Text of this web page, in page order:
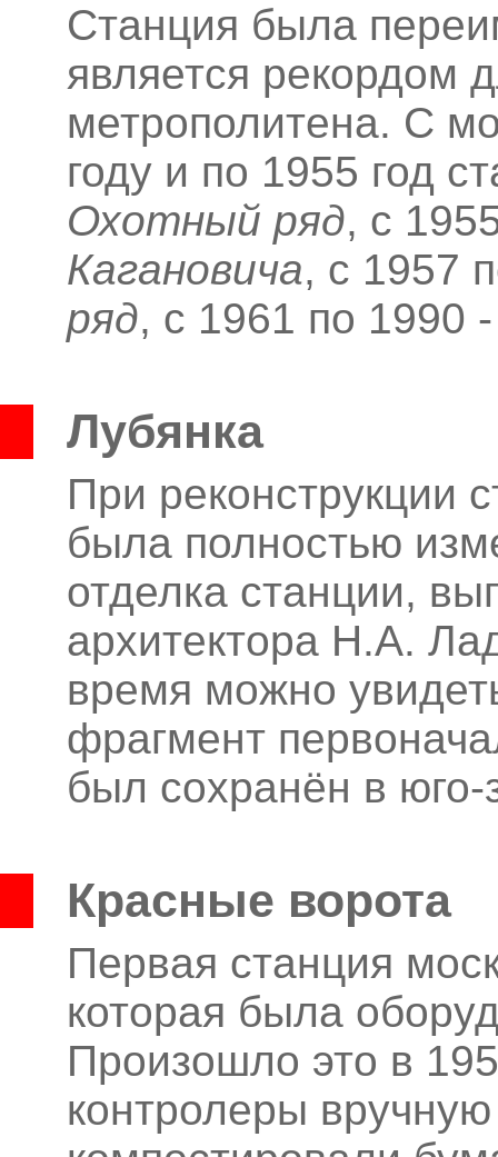
Станция была
является рекордом
метрополитена. С
году и по 1955 год
Охотный ряд, с
Кагановича, с 1957
ряд, с 1961 по 1990
Лубянка
При реконструкции
была полностью
отделка станции,
архитектора Н.А.
время можно
фрагмент
был сохранён в
Красные ворота
Первая станция
которая была
Произошло это в
контролеры